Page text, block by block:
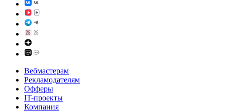
Вебмастерам
Рекламодателям
Офферы
IT-проекты
Компания